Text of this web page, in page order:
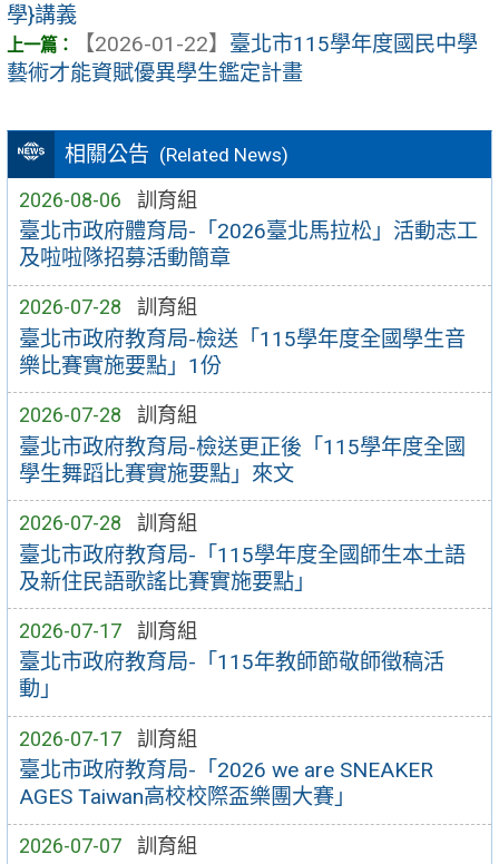
相關公告 (Related News)
2026-08-06 訓育組
臺北市政府體育局-「2026臺北馬拉松」活動志工
及啦啦隊招募活動簡章
2026-07-28 訓育組
臺北市政府教育局-檢送「115學年度全國學生音
樂比賽實施要點」1份
2026-07-28 訓育組
臺北市政府教育局-檢送更正後「115學年度全國
學生舞蹈比賽實施要點」來文
2026-07-28 訓育組
臺北市政府教育局-「115學年度全國師生本土語
及新住民語歌謠比賽實施要點」
2026-07-17 訓育組
臺北市政府教育局-「115年教師節敬師徵稿活
動」
2026-07-17 訓育組
臺北市政府教育局-「2026 we are SNEAKER
AGES Taiwan高校校際盃樂團大賽」
2026-07-07 訓育組
學}講義
【2026-01-22】 臺北市115學年度國民中學
藝術才能資賦優異學生鑑定計畫